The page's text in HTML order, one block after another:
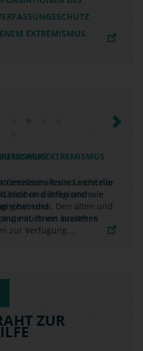
EXTREMISMUS
keine Leerstelle
bleiben dürfen und wie
und
mit ihnen aussehen
Next
ZUR